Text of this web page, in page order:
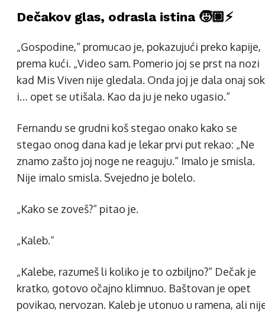
Dečakov glas, odrasla istina 🧒🏽⚡
„Gospodine,“ promucao je, pokazujući preko kapije,
prema kući. „Video sam. Pomerio joj se prst na nozi
kad Mis Viven nije gledala. Onda joj je dala onaj sok
i… opet se utišala. Kao da ju je neko ugasio.“
Fernandu se grudni koš stegao onako kako se
stegao onog dana kad je lekar prvi put rekao: „Ne
znamo zašto joj noge ne reaguju.“ Imalo je smisla.
Nije imalo smisla. Svejedno je bolelo.
„Kako se zoveš?“ pitao je.
„Kaleb.“
„Kalebe, razumeš li koliko je to ozbiljno?“ Dečak je
kratko, gotovo očajno klimnuo. Baštovan je opet
povikao, nervozan. Kaleb je utonuo u ramena, ali